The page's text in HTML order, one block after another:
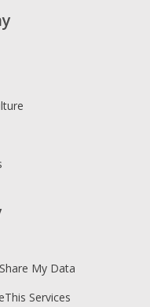
My Data
Services